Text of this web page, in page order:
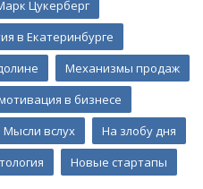
Цукерберг
в Екатеринбурге
Механизмы продаж
в бизнесе
Мысли вслух
На злобу дня
Новые стартапы